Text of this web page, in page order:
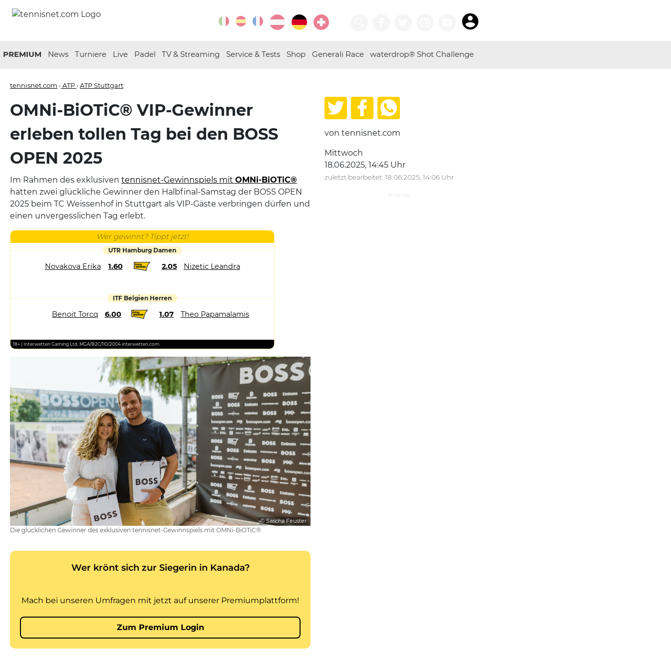
PREMIUM News Turniere Live Padel TV & Streaming Service & Tests Shop Generali Race waterdrop® Shot Challenge
tennisnet.com › ATP› ATP Stuttgart
OMNi-BiOTiC® VIP-Gewinner
erleben tollen Tag bei den BOSS
OPEN 2025
Im Rahmen des exklusiven tennisnet-Gewinnspiels mit OMNi-BiOTiC®
hatten zwei glückliche Gewinner den Halbfinal-Samstag der BOSS OPEN
2025 beim TC Weissenhof in Stuttgart als VIP-Gäste verbringen dürfen und
einen unvergesslichen Tag erlebt.
Wer gewinnt? Tippt jetzt!
UTR Hamburg Damen
Novakova Erika 1.60 2.05 Nizetic Leandra
ITF Belgien Herren
Benoit Torcq 6.00 1.07 Theo Papamalamis
18+ | Interwetten Gaming Ltd. MGA/B2C/110/2004 interwetten.com
© Sascha Feuster
Die glücklichen Gewinner des exklusiven tennisnet-Gewinnspiels mit OMNi-BiOTiC®.
von tennisnet.com
Mittwoch
18.06.2025, 14:45 Uhr
zuletzt bearbeitet: 18.06.2025, 14:06 Uhr